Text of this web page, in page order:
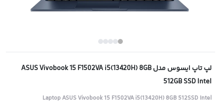
لپ تاپ ایسوس مدل ASUS Vivobook 15 F1502VA i5(13420H) 8GB
512GB SSD Intel
Laptop ASUS Vivobook 15 F1502VA i5(13420H) 8GB 512SSD Intel